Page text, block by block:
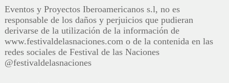
Eventos y Proyectos Iberoamericanos s.l, no es
responsable de los daños y perjuicios que pudieran
derivarse de la utilización de la información de
www.festivaldelasnaciones.com o de la contenida en las
redes sociales de Festival de las Naciones
@festivaldelasnaciones